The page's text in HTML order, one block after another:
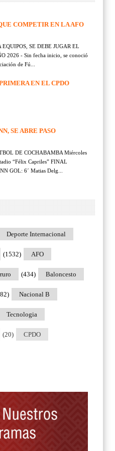
COMPETIR EN LA AFO
EQUIPOS, SE DEBE JUGAR EL
2026 - Sin fecha inicio, se conoció
de Fú...
EN EL CPDO
SE ABRE PASO
DE COCHABAMBA Miércoles
“Félix Capriles” FINAL
GOL: 6´ Matias Delg...
Deporte Internacional
AFO
(1532)
Baloncesto
(434)
Nacional B
Tecnologia
CPDO
(20)